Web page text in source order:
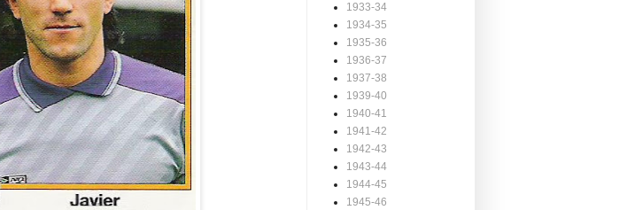
1933-34
1934-35
1935-36
1936-37
1937-38
1939-40
1940-41
1941-42
1942-43
1943-44
1944-45
1945-46